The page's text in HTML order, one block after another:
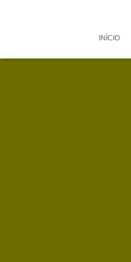
INÍCIO